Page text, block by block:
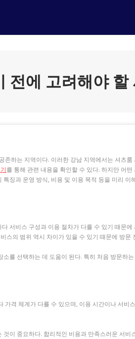
전에 고려해야 할
하는 지역이다. 이러한 강남 지역에서는 셔츠
를 통해 관련 내용을 확인할 수 있다. 하지만 어
징과 운영 방식, 비용 및 이용 목적 등을 미리
서비스 구성과 이용 절차가 다를 수 있기 때문
스의 범위 역시 차이가 있을 수 있기 때문에 방문
를 선택하는 데 도움이 된다. 특히 처음 방문하
격 체계가 다를 수 있으며, 이용 시간이나 서
이 중요하다. 합리적인 비용과 만족스러운 서